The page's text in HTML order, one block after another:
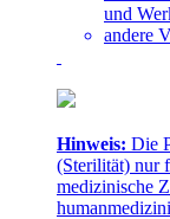
und
andere
Hinweis: Die
(Sterilität) nur
medizinische